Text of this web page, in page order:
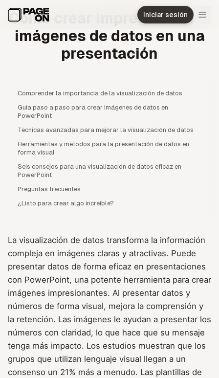
Iniciar sesión
Cómo crear impresionantes
imágenes de datos en una
presentación
Comprender la importancia de la visualización de datos
Guía paso a paso para crear imágenes de datos en
PowerPoint
Técnicas avanzadas para mejorar la visualización de datos
Herramientas y métodos para la presentación de datos en
forma visual
Seis consejos para una visualización de datos eficaz en
PowerPoint
Preguntas frecuentes
¿Listo para crear algo increíble?
La visualización de datos transforma la información
compleja en imágenes claras y atractivas. Puede
presentar datos de forma eficaz en presentaciones
con PowerPoint, una potente herramienta para crear
imágenes impresionantes. Al presentar datos y
números de forma visual, mejora la comprensión y
la retención. Las imágenes le ayudan a presentar los
números con claridad, lo que hace que su mensaje
tenga más impacto. Los estudios muestran que los
grupos que utilizan lenguaje visual llegan a un
consenso un 21% más a menudo. Las plantillas de